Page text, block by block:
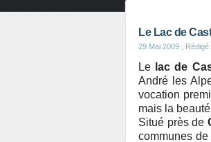
Le Lac de
29 Mai 2009 ,
Le lac de
André les
vocation
mais la
Situé près de
communes de